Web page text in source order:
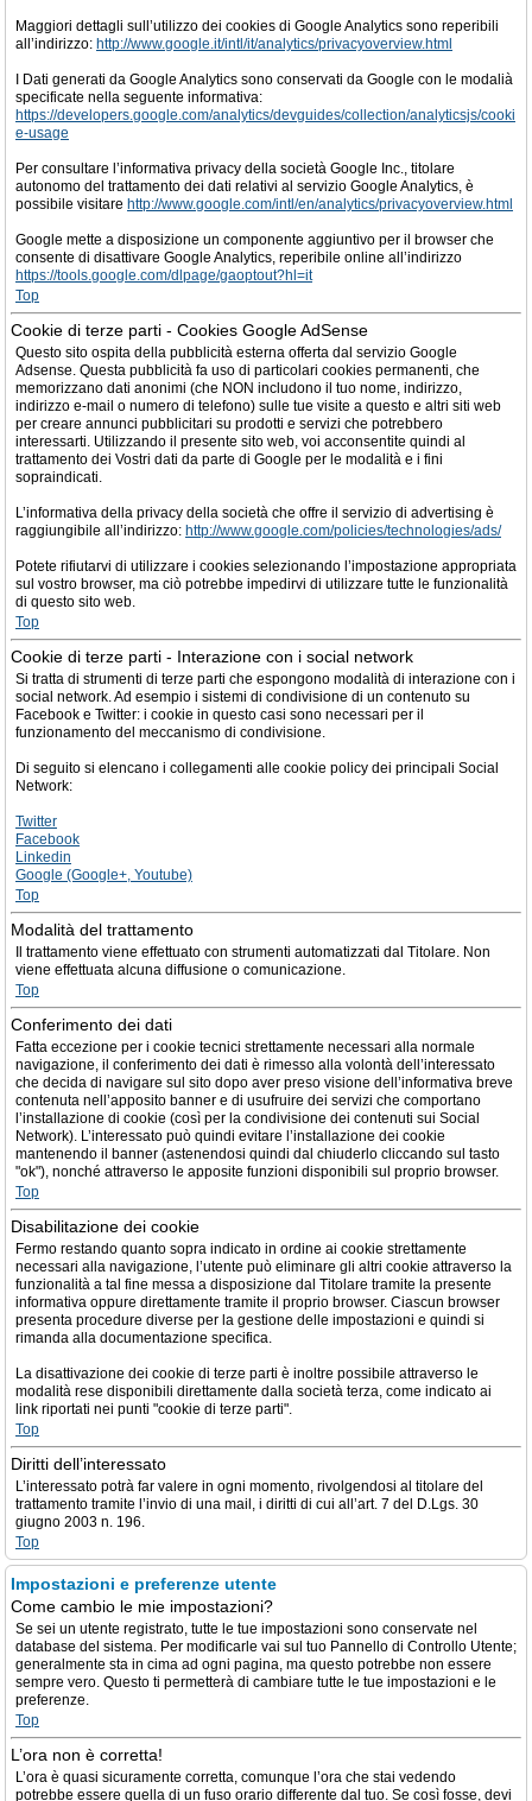
Maggiori dettagli sull’utilizzo dei cookies di Google Analytics sono reperibili
all’indirizzo: http://www.google.it/intl/it/analytics/privacyoverview.html
I Dati generati da Google Analytics sono conservati da Google con le modalià
specificate nella seguente informativa:
https://developers.google.com/analytics/devguides/collection/analyticsjs/cooki
e-usage
Per consultare l’informativa privacy della società Google Inc., titolare
autonomo del trattamento dei dati relativi al servizio Google Analytics, è
possibile visitare http://www.google.com/intl/en/analytics/privacyoverview.html
Google mette a disposizione un componente aggiuntivo per il browser che
consente di disattivare Google Analytics, reperibile online all’indirizzo
https://tools.google.com/dlpage/gaoptout?hl=it
Top
Cookie di terze parti - Cookies Google AdSense
Questo sito ospita della pubblicità esterna offerta dal servizio Google
Adsense. Questa pubblicità fa uso di particolari cookies permanenti, che
memorizzano dati anonimi (che NON includono il tuo nome, indirizzo,
indirizzo e-mail o numero di telefono) sulle tue visite a questo e altri siti web
per creare annunci pubblicitari su prodotti e servizi che potrebbero
interessarti. Utilizzando il presente sito web, voi acconsentite quindi al
trattamento dei Vostri dati da parte di Google per le modalità e i fini
sopraindicati.
L’informativa della privacy della società che offre il servizio di advertising è
raggiungibile all’indirizzo: http://www.google.com/policies/technologies/ads/
Potete rifiutarvi di utilizzare i cookies selezionando l’impostazione appropriata
sul vostro browser, ma ciò potrebbe impedirvi di utilizzare tutte le funzionalità
di questo sito web.
Top
Cookie di terze parti - Interazione con i social network
Si tratta di strumenti di terze parti che espongono modalità di interazione con i
social network. Ad esempio i sistemi di condivisione di un contenuto su
Facebook e Twitter: i cookie in questo casi sono necessari per il
funzionamento del meccanismo di condivisione.
Di seguito si elencano i collegamenti alle cookie policy dei principali Social
Network:
Twitter
Facebook
Linkedin
Google (Google+, Youtube)
Top
Modalità del trattamento
Il trattamento viene effettuato con strumenti automatizzati dal Titolare. Non
viene effettuata alcuna diffusione o comunicazione.
Top
Conferimento dei dati
Fatta eccezione per i cookie tecnici strettamente necessari alla normale
navigazione, il conferimento dei dati è rimesso alla volontà dell’interessato
che decida di navigare sul sito dopo aver preso visione dell’informativa breve
contenuta nell’apposito banner e di usufruire dei servizi che comportano
l’installazione di cookie (così per la condivisione dei contenuti sui Social
Network). L’interessato può quindi evitare l’installazione dei cookie
mantenendo il banner (astenendosi quindi dal chiuderlo cliccando sul tasto
"ok"), nonché attraverso le apposite funzioni disponibili sul proprio browser.
Top
Disabilitazione dei cookie
Fermo restando quanto sopra indicato in ordine ai cookie strettamente
necessari alla navigazione, l’utente può eliminare gli altri cookie attraverso la
funzionalità a tal fine messa a disposizione dal Titolare tramite la presente
informativa oppure direttamente tramite il proprio browser. Ciascun browser
presenta procedure diverse per la gestione delle impostazioni e quindi si
rimanda alla documentazione specifica.
La disattivazione dei cookie di terze parti è inoltre possibile attraverso le
modalità rese disponibili direttamente dalla società terza, come indicato ai
link riportati nei punti "cookie di terze parti".
Top
Diritti dell’interessato
L’interessato potrà far valere in ogni momento, rivolgendosi al titolare del
trattamento tramite l’invio di una mail, i diritti di cui all’art. 7 del D.Lgs. 30
giugno 2003 n. 196.
Top
Impostazioni e preferenze utente
Come cambio le mie impostazioni?
Se sei un utente registrato, tutte le tue impostazioni sono conservate nel
database del sistema. Per modificarle vai sul tuo Pannello di Controllo Utente;
generalmente sta in cima ad ogni pagina, ma questo potrebbe non essere
sempre vero. Questo ti permetterà di cambiare tutte le tue impostazioni e le
preferenze.
Top
L’ora non è corretta!
L’ora è quasi sicuramente corretta, comunque l’ora che stai vedendo
potrebbe essere quella di un fuso orario differente dal tuo. Se così fosse, devi